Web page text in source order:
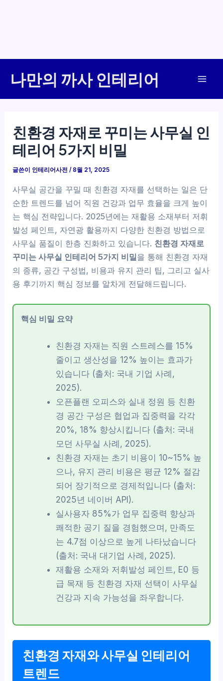
나만의 까사 인테리어
친환경 자재로 꾸미는 사무실 인
테리어 5가지 비밀
글쓴이 인테리어사전/ 8월 21, 2025
사무실 공간을 꾸밀 때 친환경 자재를 선택하는 일은 단
순한 트렌드를 넘어 직원 건강과 업무 효율을 크게 높이
는 핵심 전략입니다. 2025년에는 재활용 소재부터 저휘
발성 페인트, 자연광 활용까지 다양한 친환경 방법으로
사무실 품질이 한층 진화하고 있습니다. 친환경 자재로
꾸미는 사무실 인테리어 5가지 비밀을 통해 친환경 자재
의 종류, 공간 구성법, 비용과 유지 관리 팁, 그리고 실사
용 후기까지 핵심 정보를 알차게 전달해드립니다.
핵심 비밀 요약
친환경 자재는 직원 스트레스를 15%
줄이고 생산성을 12% 높이는 효과가
있습니다 (출처: 국내 기업 사례,
2025).
오픈플랜 오피스와 실내 정원 등 친환
경 공간 구성은 협업과 집중력을 각각
20%, 18% 향상시킵니다 (출처: 국내
모던 사무실 사례, 2025).
친환경 자재는 초기 비용이 10~15% 높
으나, 유지 관리 비용은 평균 12% 절감
되어 장기적으로 경제적입니다 (출처:
2025년 네이버 API).
실사용자 85%가 업무 집중력 향상과
쾌적한 공기 질을 경험했으며, 만족도
는 4.7점 이상으로 높게 나타났습니다
(출처: 국내 대기업 사례, 2025).
재활용 소재와 저휘발성 페인트, E0 등
급 목재 등 친환경 자재 선택이 사무실
건강과 지속 가능성을 좌우합니다.
친환경 자재와 사무실 인테리어
트렌드